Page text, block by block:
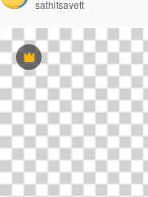
Премиум
sathitsavett